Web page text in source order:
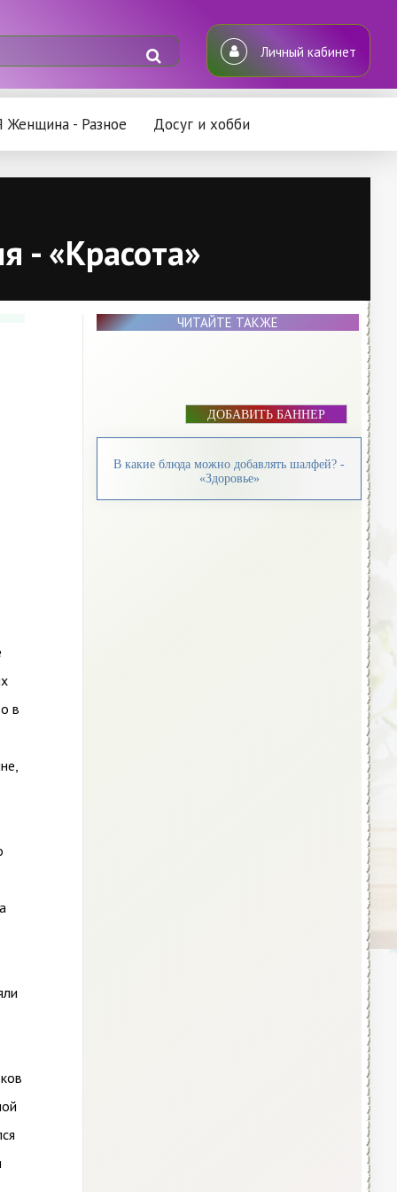
Личный кабинет
Женщина - Разное Досуг и хобби
- «Красота»
в
ЧИТАЙТЕ ТАКЖЕ
ДОБАВИТЬ БАННЕР
В какие блюда можно добавлять шалфей? -
«Здоровье»